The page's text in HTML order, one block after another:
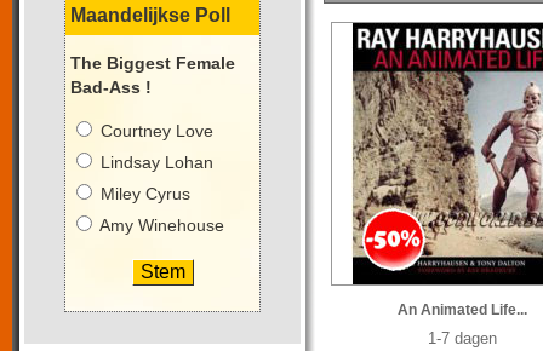
An Animated Life...
1-7 dagen
Maandelijkse Poll
The Biggest Female
Bad-Ass !
Courtney Love
Lindsay Lohan
Miley Cyrus
Amy Winehouse